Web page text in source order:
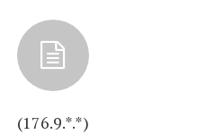
(176.9.*.*)